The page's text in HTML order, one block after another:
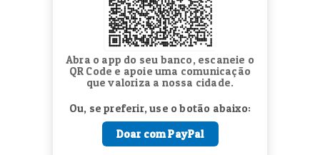
Abra o app do seu banco, escaneie o
QR Code e apoie uma comunicação
que valoriza a nossa cidade.
Ou, se preferir, use o botão abaixo:
Doar com PayPal